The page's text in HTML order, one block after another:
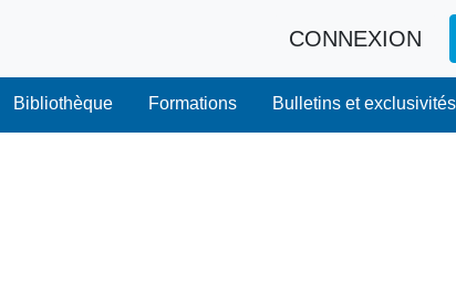
CONNEXION
Bibliothèque Formations Bulletins et exclusivités